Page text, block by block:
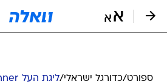
הפועל באר שבע: